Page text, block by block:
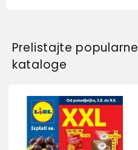
Prelistajte popularne
kataloge